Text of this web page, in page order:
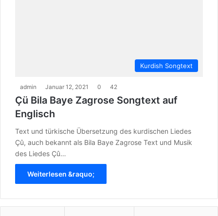
Kurdish Songtext
admin Januar 12, 2021 0 42
Çü Bila Baye Zagrose Songtext auf
Englisch
Text und türkische Übersetzung des kurdischen Liedes
Çû, auch bekannt als Bila Baye Zagrose Text und Musik
des Liedes Çû…
Weiterlesen &raquo;